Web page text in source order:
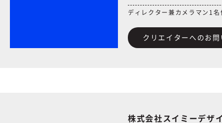
ディレクター兼カメラマン1
クリエイターへのお
株式会社スイミーデザ